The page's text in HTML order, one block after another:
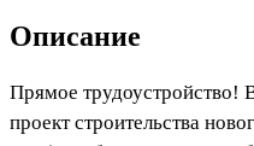
Описание
Прямое трудоустройство!
проект строительства